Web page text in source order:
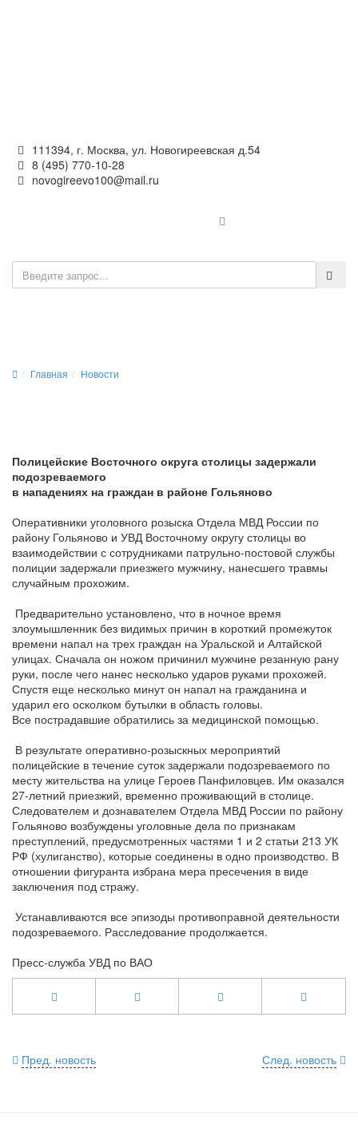
111394, г. Москва, ул. Новогиреевская д.54
8 (495) 770-10-28
novogireevo100@mail.ru
Главная Новости
Полицейские Восточного округа столицы задержали
подозреваемого
в нападениях на граждан в районе Гольяново
Оперативники уголовного розыска Отдела МВД России по
району Гольяново и УВД Восточному округу столицы во
взаимодействии с сотрудниками патрульно-постовой службы
полиции задержали приезжего мужчину, нанесшего травмы
случайным прохожим.
Предварительно установлено, что в ночное время
злоумышленник без видимых причин в короткий промежуток
времени напал на трех граждан на Уральской и Алтайской
улицах. Сначала он ножом причинил мужчине резанную рану
руки, после чего нанес несколько ударов руками прохожей.
Спустя еще несколько минут он напал на гражданина и
ударил его осколком бутылки в область головы.
Все пострадавшие обратились за медицинской помощью.
В результате оперативно-розыскных мероприятий
полицейские в течение суток задержали подозреваемого по
месту жительства на улице Героев Панфиловцев. Им оказался
27-летний приезжий, временно проживающий в столице.
Следователем и дознавателем Отдела МВД России по району
Гольяново возбуждены уголовные дела по признакам
преступлений, предусмотренных частями 1 и 2 статьи 213 УК
РФ (хулиганство), которые соединены в одно производство. В
отношении фигуранта избрана мера пресечения в виде
заключения под стражу.
Устанавливаются все эпизоды противоправной деятельности
подозреваемого. Расследование продолжается.
Пресс-служба УВД по ВАО
След. новость
Пред. новость